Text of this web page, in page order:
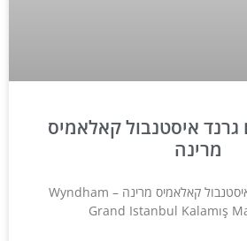
גרנד איסטנבול קאלאמיס
מרינה
מלון ווינדהאם גרנד איסטנבול קאלאמיס מרינה – Wyndham
Grand Istanbul Kalamış